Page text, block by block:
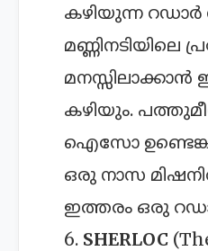
കഴിയുന്ന
മണ്ണിനടിയിലെ
കഴിയും.
ഐസോ
ഒരു നാസ
ഇത്തരം ഒരു
6. SHERLOC